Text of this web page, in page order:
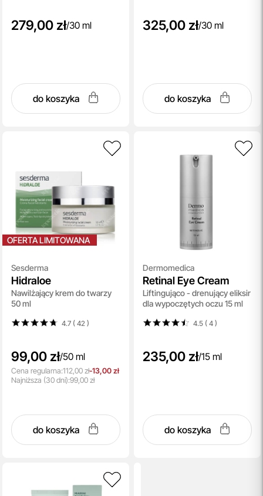
279,00 zł/30 ml
do koszyka
325,00 zł/30 ml
do koszyka
OFERTA LIMITOWANA
Sesderma
Hidraloe
Nawilżający krem do twarzy
50 ml
4.7 ( 42 )
99,00 zł/50 ml
Cena regularna:112,00 zł-13,00 zł
Najniższa (30 dni):99,00 zł
do koszyka
Dermomedica
Retinal Eye Cream
Liftingująco - drenujący eliksir
dla wypoczętych oczu 15 ml
4.5 ( 4)
235,00 zł/15 ml
do koszyka